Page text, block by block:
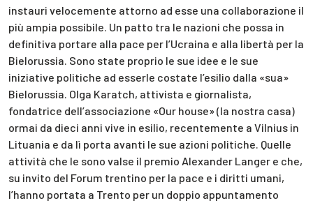
instauri velocemente attorno ad esse una collaborazione il
più ampia possibile. Un patto tra le nazioni che possa in
definitiva portare alla pace per l’Ucraina e alla libertà per la
Bielorussia. Sono state proprio le sue idee e le sue
iniziative politiche ad esserle costate l’esilio dalla «sua»
Bielorussia. Olga Karatch, attivista e giornalista,
fondatrice dell’associazione «Our house» (la nostra casa)
ormai da dieci anni vive in esilio, recentemente a Vilnius in
Lituania e da lì porta avanti le sue azioni politiche. Quelle
attività che le sono valse il premio Alexander Langer e che,
su invito del Forum trentino per la pace e i diritti umani,
l’hanno portata a Trento per un doppio appuntamento